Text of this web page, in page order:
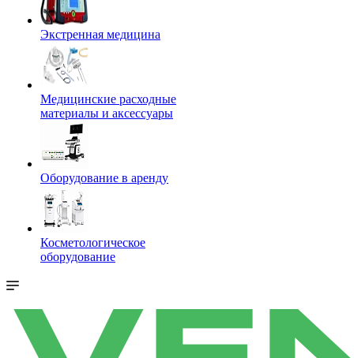
Экстренная медицина
Медицинские расходные
материалы и аксессуары
Оборудование в аренду
Косметологическое
оборудование